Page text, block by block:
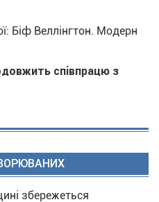
Біф Веллінгтон. Модерн
співпрацю з
збережеться